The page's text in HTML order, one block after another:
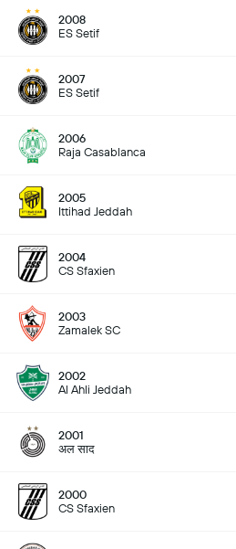
2008
ES Setif
2007
ES Setif
2006
Raja Casablanca
2005
Ittihad Jeddah
2004
CS Sfaxien
2003
Zamalek SC
2002
Al Ahli Jeddah
2001
अल साद
2000
CS Sfaxien